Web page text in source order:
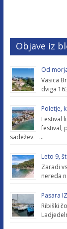
Objave iz
Od
Vasica
dviga
Poletje,
Festival
festival,
sadežev. …
Leto 9,
Zaradi
nereda
Pasara
Ribiški